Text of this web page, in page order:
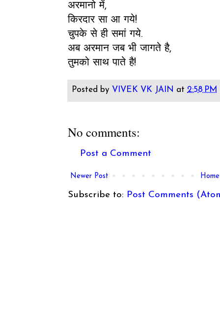
अरमानो में,
किरदार सा आ गये!
चुपके से ही समां गये.
अब अरमान जब भी जागते है,
तुमको साथ पाते है!
Posted by VIVEK VK JAIN at 2:58 PM
No comments:
Post a Comment
Newer Post Home
Subscribe to: Post Comments